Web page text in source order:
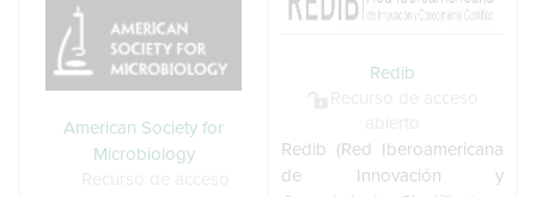
American Society for
Microbiology
Redib
Redib (Red Iberoamericana
de Innovación y